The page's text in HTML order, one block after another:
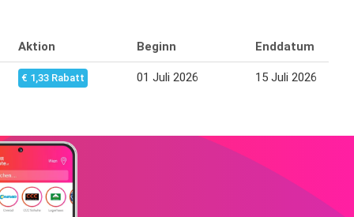
Aktion Beginn Enddatum
€ 1,33 Rabatt 01 Juli 2026 15 Juli 2026